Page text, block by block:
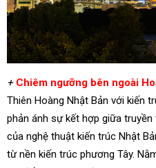
+ Chiêm ngưỡng bên ngoài
Thiên Hoàng Nhật Bản với kiến
phản ánh sự kết hợp giữa
của nghệ thuật kiến trúc Nhật
từ nền kiến trúc phương Tây.